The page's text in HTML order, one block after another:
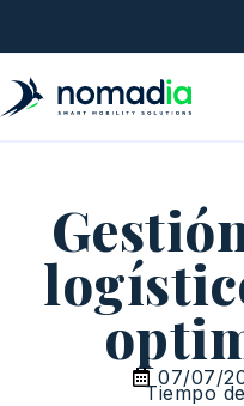
07/07/
Tiempo